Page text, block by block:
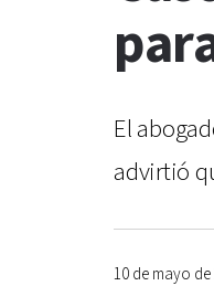
El
advirtió
10 de mayo de